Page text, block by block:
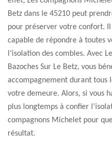
Betz dans le 45210 peut
pour préserver votre confort. Il
capable de répondre à toutes
l’isolation des combles. Avec
Bazoches Sur Le Betz, vous
accompagnement durant tous
votre demeure. Alors, si vous
plus longtemps à confier
compagnons Michelet pour
résultat.